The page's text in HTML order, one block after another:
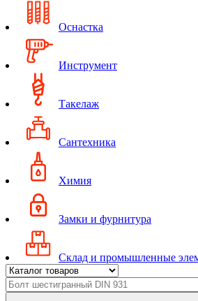
Оснастка
Инструмент
Такелаж
Сантехника
Химия
Замки и фурнитура
Склад и промышленные